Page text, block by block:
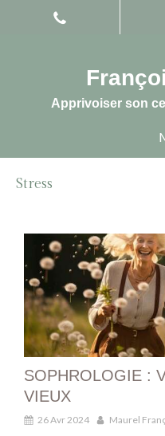
Apprivoiser son
Stress
SOPHROLOGIE :
VIEUX
26 Avr 2024 Maurel